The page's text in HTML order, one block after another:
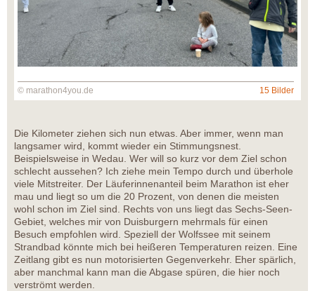
© marathon4you.de 15 Bilder
Die Kilometer ziehen sich nun etwas. Aber immer, wenn man
langsamer wird, kommt wieder ein Stimmungsnest.
Beispielsweise in Wedau. Wer will so kurz vor dem Ziel schon
schlecht aussehen? Ich ziehe mein Tempo durch und überhole
viele Mitstreiter. Der Läuferinnenanteil beim Marathon ist eher
mau und liegt so um die 20 Prozent, von denen die meisten
wohl schon im Ziel sind. Rechts von uns liegt das Sechs-Seen-
Gebiet, welches mir von Duisburgern mehrmals für einen
Besuch empfohlen wird. Speziell der Wolfssee mit seinem
Strandbad könnte mich bei heißeren Temperaturen reizen. Eine
Zeitlang gibt es nun motorisierten Gegenverkehr. Eher spärlich,
aber manchmal kann man die Abgase spüren, die hier noch
verströmt werden.